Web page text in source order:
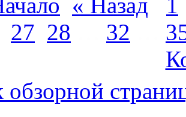
« Назад
1
27 28 32
обзорной